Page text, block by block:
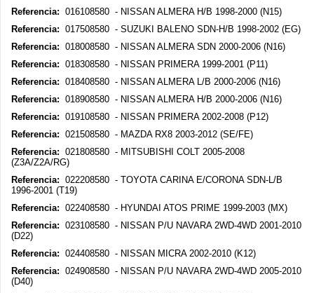
Referencia: 016108580 - NISSAN ALMERA H/B 1998-2000 (N15)
Referencia: 017508580 - SUZUKI BALENO SDN-H/B 1998-2002 (EG)
Referencia: 018008580 - NISSAN ALMERA SDN 2000-2006 (N16)
Referencia: 018308580 - NISSAN PRIMERA 1999-2001 (P11)
Referencia: 018408580 - NISSAN ALMERA L/B 2000-2006 (N16)
Referencia: 018908580 - NISSAN ALMERA H/B 2000-2006 (N16)
Referencia: 019108580 - NISSAN PRIMERA 2002-2008 (P12)
Referencia: 021508580 - MAZDA RX8 2003-2012 (SE/FE)
Referencia: 021808580 - MITSUBISHI COLT 2005-2008
(Z3A/Z2A/RG)
Referencia: 022208580 - TOYOTA CARINA E/CORONA SDN-L/B
1996-2001 (T19)
Referencia: 022408580 - HYUNDAI ATOS PRIME 1999-2003 (MX)
Referencia: 023108580 - NISSAN P/U NAVARA 2WD-4WD 2001-2010
(D22)
Referencia: 024408580 - NISSAN MICRA 2002-2010 (K12)
Referencia: 024908580 - NISSAN P/U NAVARA 2WD-4WD 2005-2010
(D40)